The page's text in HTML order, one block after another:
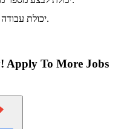
יכולת עבודה יעילה בצוות ומתן שירות לקוחות מצוין.
Apply To More Jobs